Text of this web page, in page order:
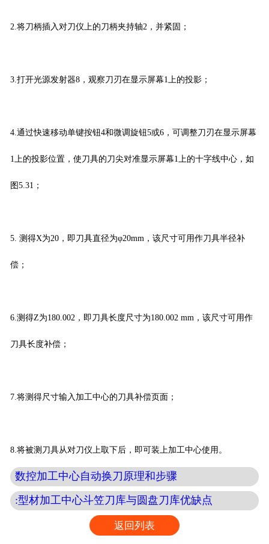
2.将刀柄插入对刀仪上的刀柄夹持轴2，并紧固；
3.打开光源发射器8，观察刀刃在显示屏幕1上的投影；
4.通过快速移动单键按钮4和微调旋钮5或6，可调整刀刃在显示屏幕
1上的投影位置，使刀具的刀尖对准显示屏幕1上的十字线中心，如
图5.31；
5. 测得X为20，即刀具直径为φ20mm，该尺寸可用作刀具半径补
偿；
6.测得Z为180.002，即刀具长度尺寸为180.002 mm，该尺寸可用作
刀具长度补偿；
7.将测得尺寸输入加工中心的刀具补偿页面；
8.将被测刀具从对刀仪上取下后，即可装上加工中心使用。
数控加工中心自动换刀原理和步骤
:型材加工中心斗笠刀库与圆盘刀库优缺点
返回列表